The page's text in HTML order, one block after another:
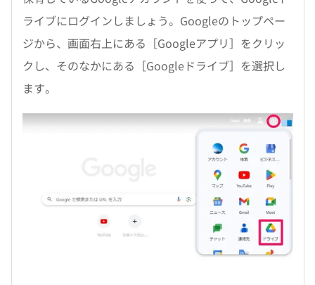
ライブにログインしましょう。Googleのトップペー
ジから、画面右上にある［Googleアプリ］をクリッ
クし、そのなかにある［Googleドライブ］を選択し
ます。